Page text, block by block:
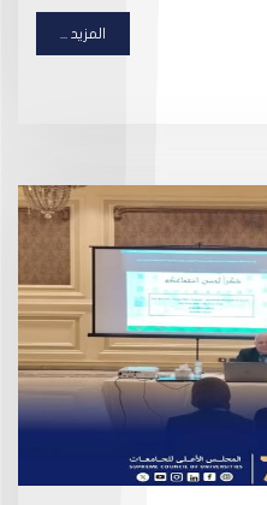
المزيد ...